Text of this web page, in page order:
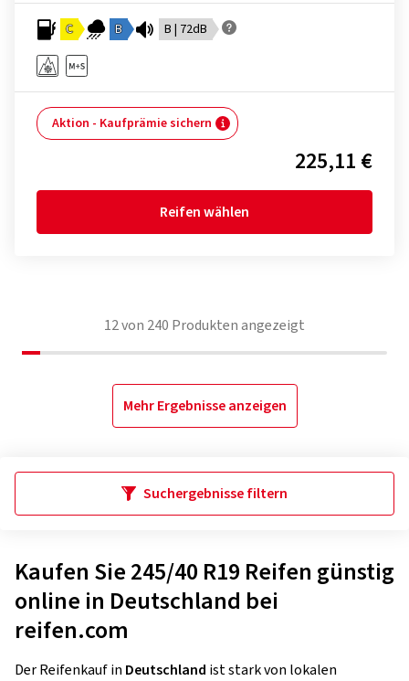
C B B | 72dB
Aktion - Kaufprämie sichern
225,11 €
Reifen wählen
12von 240 Produkten angezeigt
Mehr Ergebnisse anzeigen
Suchergebnisse filtern
Kaufen Sie 245/40 R19 Reifen günstig
online in Deutschland bei
reifen.com
Der Reifenkauf in Deutschland ist stark von lokalen